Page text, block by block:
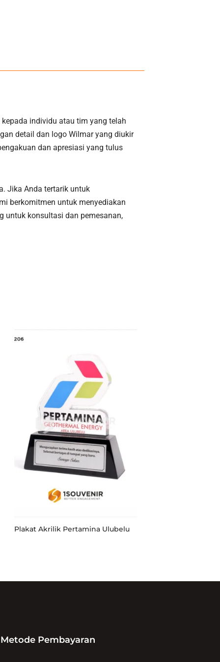
individu atau tim yang telah
detail dan logo Wilmar yang diukir
dan apresiasi yang tulus
Jika Anda tertarik untuk
berkomitmen untuk menyediakan
untuk konsultasi dan pemesanan,
Plakat Akrilik Pertamina Ulubelu
Metode Pembayaran